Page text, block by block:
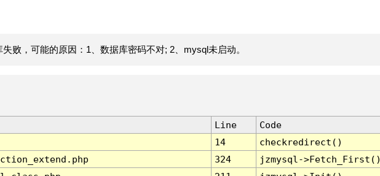
败，可能的原因：1、数据库密码不对; 2、mysql未启动。
Line
Code
14
checkredirect()
324
jzmysql-